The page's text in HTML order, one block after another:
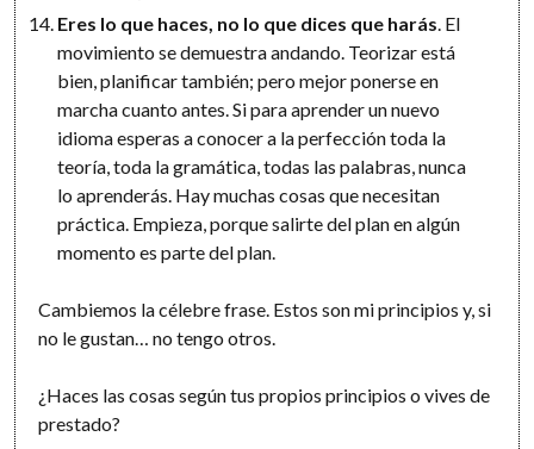
Eres lo que haces, no lo que dices que harás. El
movimiento se demuestra andando. Teorizar está
bien, planificar también; pero mejor ponerse en
marcha cuanto antes. Si para aprender un nuevo
idioma esperas a conocer a la perfección toda la
teoría, toda la gramática, todas las palabras, nunca
lo aprenderás. Hay muchas cosas que necesitan
práctica. Empieza, porque salirte del plan en algún
momento es parte del plan.
Cambiemos la célebre frase. Estos son mi principios y, si
no le gustan… no tengo otros.
¿Haces las cosas según tus propios principios o vives de
prestado?